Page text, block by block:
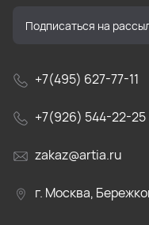
+7(495) 627-77-11
+7(926) 544-22-25
zakaz@artia.ru
г. Москва,